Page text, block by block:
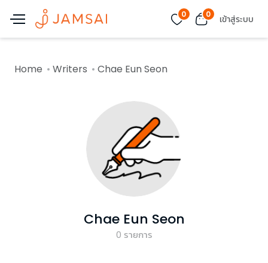
0 0 เข้าสู่ระบบ
Home Writers Chae Eun Seon
Chae Eun Seon
0 รายการ